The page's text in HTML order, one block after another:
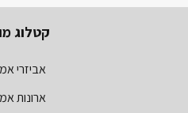
קטלוג
אביזרי
ארונות